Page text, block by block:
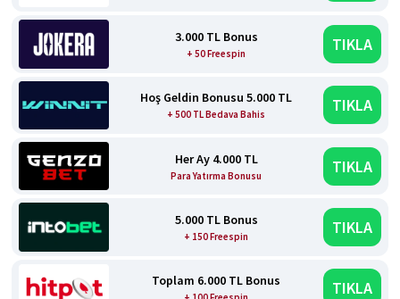
3.000 TL Bonus
+ 50 Freespin TIKLA
Hoş Geldin Bonusu 5.000 TL
+ 500 TL Bedava Bahis TIKLA
Her Ay 4.000 TL
Para Yatırma Bonusu TIKLA
5.000 TL Bonus
+ 150 Freespin TIKLA
Toplam 6.000 TL Bonus TIKLA